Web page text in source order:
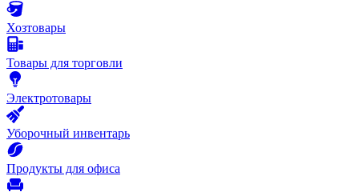
Хозтовары
Товары для торговли
Электротовары
Уборочный инвентарь
Продукты для офиса